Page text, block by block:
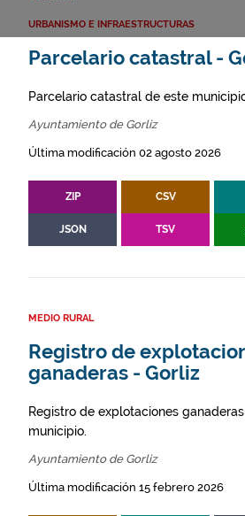
URBANISMO E INFRAESTRUCTURAS
Parcelario catastral -
Parcelario catastral de este
Ayuntamiento de Gorliz
Última modificación 02 agosto 2026
ZIP CSV
JSON TSV
MEDIO RURAL
Registro de
ganaderas - Gorliz
Registro de explotaciones
municipio.
Ayuntamiento de Gorliz
Última modificación 15 febrero 2026